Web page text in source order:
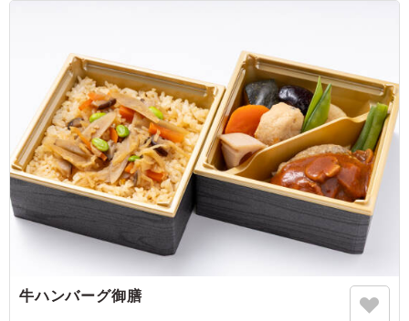
とってもヘルシーで女性からの支持率が高かったです。
卵がふわふわでとても美味しかったです。 ご飯が少々硬
めなので食べる際は温めて食べるとさらに美味しく食べら
れると思います！
ご利用シーン：ロケ・撮影›収録
東京都港区六本木2023/06/28
牛ハンバーグ御膳